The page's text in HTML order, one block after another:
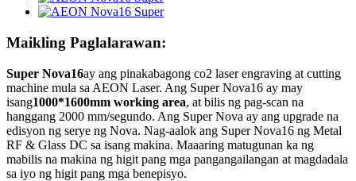
Maikling Paglalarawan:
Super Nova16ay ang pinakabagong co2 laser engraving at cutting
machine mula sa AEON Laser. Ang Super Nova16 ay may
isang1000*1600mm working area, at bilis ng pag-scan na
hanggang 2000 mm/segundo. Ang Super Nova ay ang upgrade na
edisyon ng serye ng Nova. Nag-aalok ang Super Nova16 ng Metal
RF & Glass DC sa isang makina. Maaaring matugunan ka ng
mabilis na makina ng higit pang mga pangangailangan at magdadala
sa iyo ng higit pang mga benepisyo.